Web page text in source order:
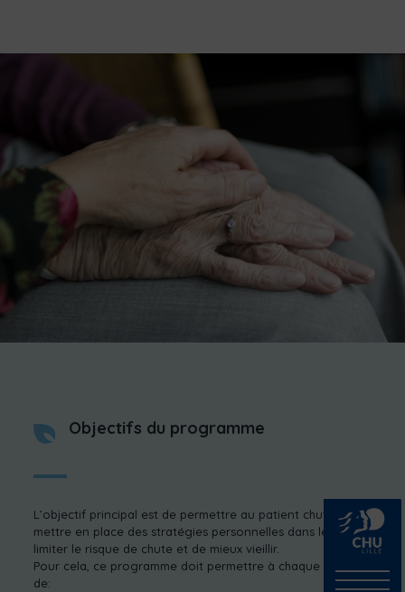
Objectifs du programme
L’objectif principal est de permettre au patient chuteur de
mettre en place des stratégies personnelles dans le but de
limiter le risque de chute et de mieux vieillir.
Pour cela, ce programme doit permettre à chaque patient
de: